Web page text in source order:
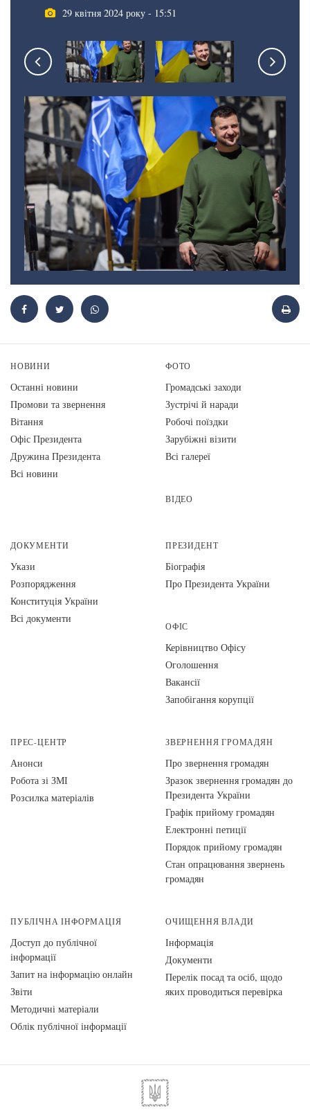
29 квітня 2024 року - 15:51
НОВИНИ
Останні новини
Промови та звернення
Вiтання
Офіс Президента
Дружина Президента
Всі новини
ФОТО
Громадські заходи
Зустрічі й наради
Робочі поїздки
Зарубіжні візити
Всі галереї
ВІДЕО
ДОКУМЕНТИ
Укази
Розпорядження
Конституція України
Всі документи
ПРЕЗИДЕНТ
Біографія
Про Президента України
ОФІС
Керівництво Офісу
Оголошення
Вакансії
Запобігання корупції
ПРЕС-ЦЕНТР
Анонси
Робота зі ЗМІ
Розсилка матеріалів
ЗВЕРНЕННЯ ГРОМАДЯН
Про звернення громадян
Зразок звернення громадян до
Президента України
Графік прийому громадян
Електронні петиції
Порядок прийому громадян
Стан опрацювання звернень
громадян
ПУБЛІЧНА ІНФОРМАЦІЯ
Доступ до публічної
інформації
Запит на інформацію онлайн
Звіти
Методичні матеріали
Облік публічної інформації
ОЧИЩЕННЯ ВЛАДИ
Інформація
Документи
Перелік посад та осіб, щодо
яких проводиться перевірка